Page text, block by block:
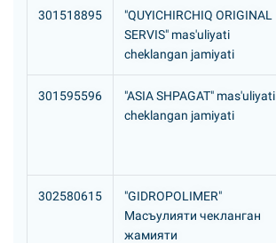
301518895
"QUYICHIRCHIQ ORIGINAL
SERVIS" mas'uliyati
cheklangan jamiyati
301595596
"ASIA SHPAGAT" mas'uliyati
cheklangan jamiyati
302580615
"GIDROPOLIMER"
Масъулияти чекланган
жамияти